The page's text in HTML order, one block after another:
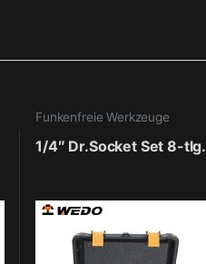
Funkenfreie Werkzeuge
1/4″ Dr.Socket Set 8-tlg.